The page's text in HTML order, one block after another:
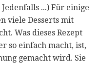
...) Für einige
viele Desserts mit
Was dieses Rezept
so einfach macht, ist,
gemacht wird. Sie